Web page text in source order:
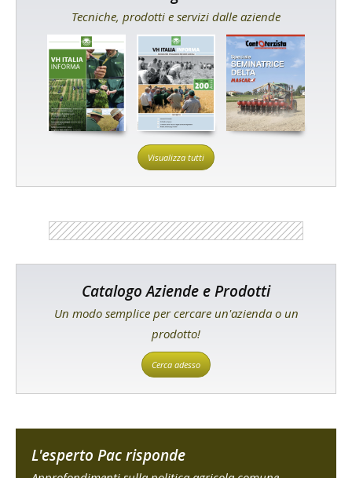
Tecniche, prodotti e servizi dalle aziende
Visualizza tutti
Catalogo Aziende e Prodotti
Un modo semplice per cercare un'azienda o un
prodotto!
Cerca adesso
L'esperto Pac risponde